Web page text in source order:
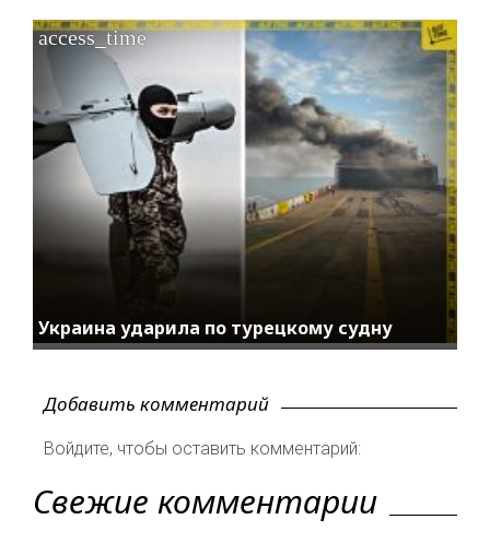
Украина ударила по турецкому судну
access_time
Добавить комментарий
Войдите, чтобы оставить комментарий:
Свежие комментарии